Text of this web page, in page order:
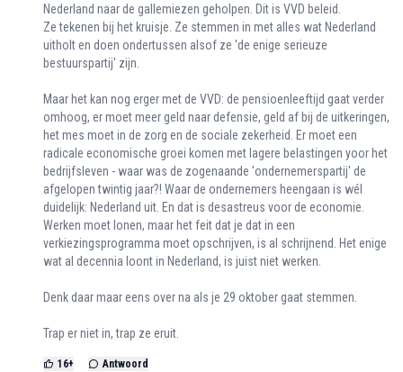
Nederland naar de gallemiezen geholpen. Dit is VVD beleid.
Ze tekenen bij het kruisje. Ze stemmen in met alles wat Nederland
uitholt en doen ondertussen alsof ze 'de enige serieuze
bestuurspartij' zijn.
Maar het kan nog erger met de VVD: de pensioenleeftijd gaat verder
omhoog, er moet meer geld naar defensie, geld af bij de uitkeringen,
het mes moet in de zorg en de sociale zekerheid. Er moet een
radicale economische groei komen met lagere belastingen yoor het
bedrijfsleven - waar was de zogenaande 'ondernemerspartij' de
afgelopen twintig jaar?! Waar de ondernemers heengaan is wél
duidelijk: Nederland uit. En dat is desastreus voor de economie.
Werken moet lonen, maar het feit dat je dat in een
verkiezingsprogramma moet opschrijven, is al schrijnend. Het enige
wat al decennia loont in Nederland, is juist niet werken.
Denk daar maar eens over na als je 29 oktober gaat stemmen.
Trap er niet in, trap ze eruit.
16+ Antwoord